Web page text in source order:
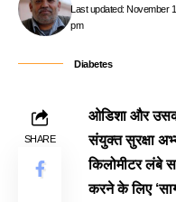
Last updated: November
pm
Diabetes
SHARE
ओडिशा और
संयुक्त सुरक्षा
किलोमीटर लंबे
करने के लिए